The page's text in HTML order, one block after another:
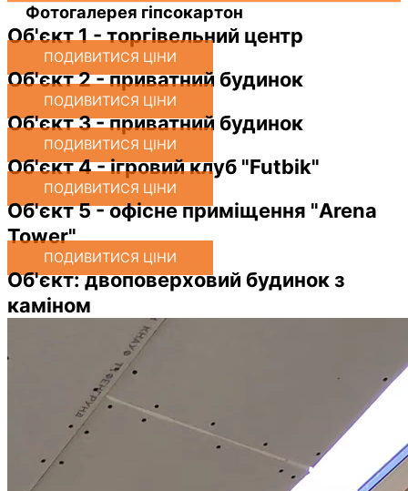
Фотогалерея гіпсокартон
Об'єкт 1 - торгівельний центр
ПОДИВИТИСЯ ЦІНИ
Об'єкт 2 - приватний будинок
ПОДИВИТИСЯ ЦІНИ
Об'єкт 3 - приватний будинок
ПОДИВИТИСЯ ЦІНИ
Об'єкт 4 - ігровий клуб "Futbik"
ПОДИВИТИСЯ ЦІНИ
Об'єкт 5 - офісне приміщення "Arena
Tower"
ПОДИВИТИСЯ ЦІНИ
Об'єкт: двоповерховий будинок з
каміном